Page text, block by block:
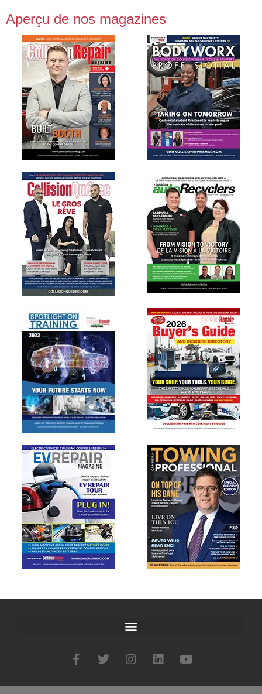
Aperçu de nos magazines